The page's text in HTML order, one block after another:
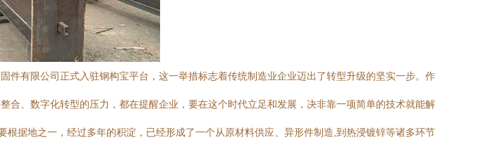
有限公司正式入驻钢构宝平台，这一举措标志着传统制造业企业迈出了转型升级的坚实一步。作
、数字化转型的压力，都在提醒企业，要在这个时代立足和发展，决非靠一项简单的技术就能解
据地之一，经过多年的积淀，已经形成了一个从原材料供应、异形件制造,到热浸镀锌等诸多环节